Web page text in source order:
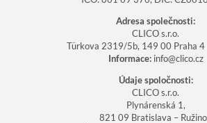
Adresa společnosti:
CLICO s.r.o.
Türkova 2319/5b, 149 00 Praha 4
Informace: info@clico.cz
Údaje spoločnosti:
CLICO s.r.o.
Plynárenská 1,
821 09 Bratislava –